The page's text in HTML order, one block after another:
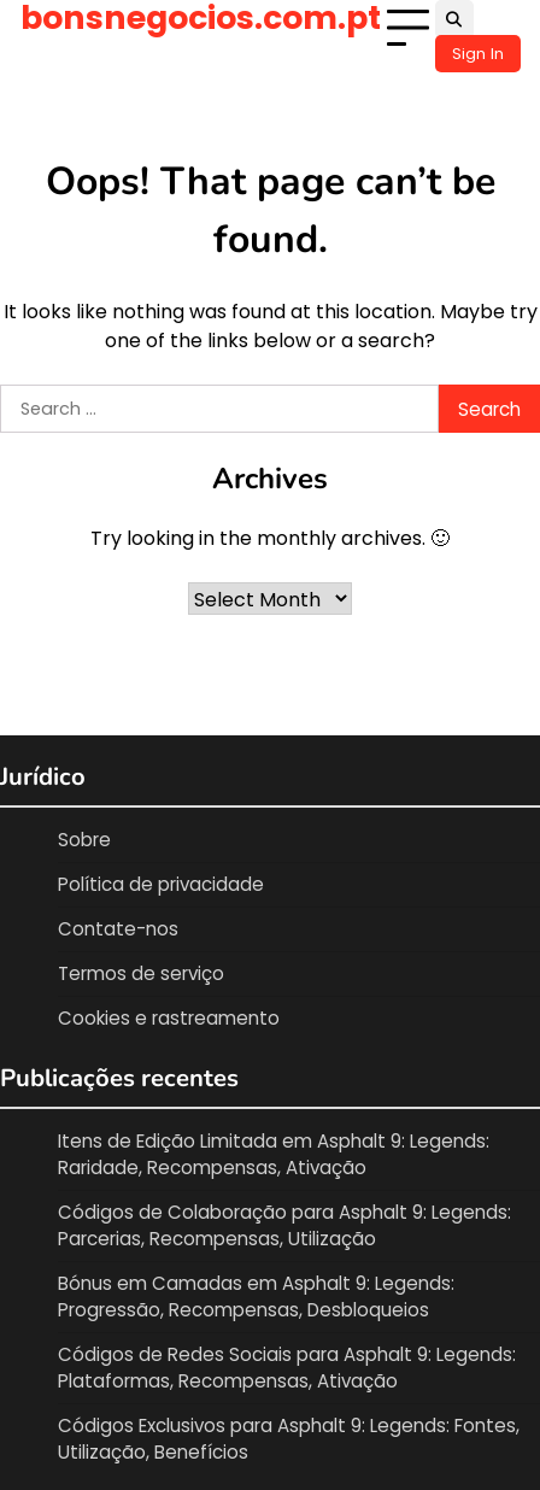
Skipbonsnegocios.com.pt
Sign In
Oops! That page can’t be
found.
It looks like nothing was found at this location. Maybe try
one of the links below or a search?
Search
for:
Archives
Try looking in the monthly archives. 🙂
Archives
Jurídico
Sobre
Política de privacidade
Contate-nos
Termos de serviço
Cookies e rastreamento
Publicações recentes
Itens de Edição Limitada em Asphalt 9: Legends:
Raridade, Recompensas, Ativação
Códigos de Colaboração para Asphalt 9: Legends:
Parcerias, Recompensas, Utilização
Bónus em Camadas em Asphalt 9: Legends:
Progressão, Recompensas, Desbloqueios
Códigos de Redes Sociais para Asphalt 9: Legends:
Plataformas, Recompensas, Ativação
Códigos Exclusivos para Asphalt 9: Legends: Fontes,
Utilização, Benefícios